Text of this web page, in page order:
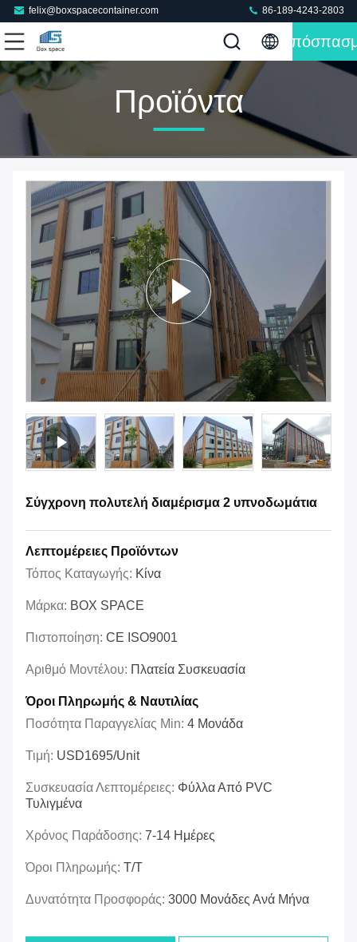
felix@boxspacecontainer.com 86-189-4243-2803
Προϊόντα
Σύγχρονη πολυτελή διαμέρισμα 2 υπνοδωμάτια
Λεπτομέρειες Προϊόντων
Τόπος Καταγωγής: Κίνα
Μάρκα: BOX SPACE
Πιστοποίηση: CE ISO9001
Αριθμό Μοντέλου: Πλατεία Συσκευασία
Όροι Πληρωμής & Ναυτιλίας
Ποσότητα Παραγγελίας Min: 4 Μονάδα
Τιμή: USD1695/unit
Συσκευασία Λεπτομέρειες: Φύλλα Από PVC
Τυλιγμένα
Χρόνος Παράδοσης: 7-14 Ημέρες
Όροι Πληρωμής: Τ/Τ
Δυνατότητα Προσφοράς: 3000 Μονάδες Ανά Μήνα